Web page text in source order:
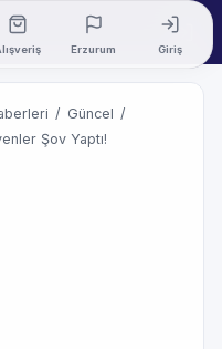
Erzurum Giriş
/ Güncel /
Şov Yaptı!